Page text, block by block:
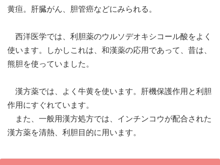
黄疸。肝臓がん、胆管癌などにみられる。
西洋医学では、利胆薬のウルソデオキシコール酸をよく
使います。しかしこれは、和漢薬の応用であって、昔は、
熊胆を使っていました。
漢方薬では、よく牛黄を使います。肝機保護作用と利胆
作用にすぐれています。
また、一般用漢方処方では、インチンコウが配合された
漢方薬を清熱、利胆目的に用います。